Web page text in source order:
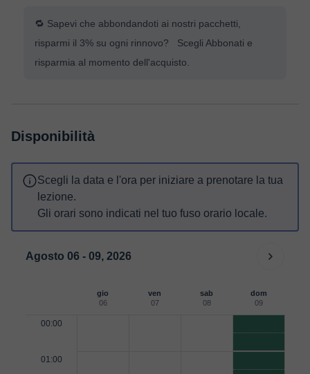
🔁 Sapevi che abbondandoti ai nostri pacchetti,
risparmi il 3% su ogni rinnovo? Scegli Abbonati e
risparmia al momento dell'acquisto.
Disponibilità
Scegli la data e l'ora per iniziare a prenotare la tua
lezione.
Gli orari sono indicati nel tuo fuso orario locale.
Agosto 06 - 09, 2026
gio
06
ven
07
sab
08
dom
09
00:00
01:00